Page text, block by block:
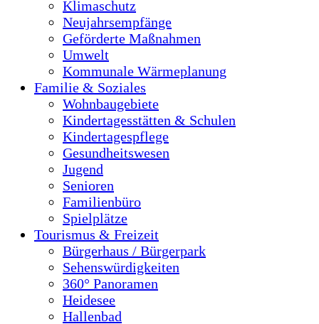
Klimaschutz
Neujahrsempfänge
Geförderte Maßnahmen
Umwelt
Kommunale Wärmeplanung
Familie & Soziales
Wohnbaugebiete
Kindertagesstätten & Schulen
Kindertagespflege
Gesundheitswesen
Jugend
Senioren
Familienbüro
Spielplätze
Tourismus & Freizeit
Bürgerhaus / Bürgerpark
Sehenswürdigkeiten
360° Panoramen
Heidesee
Hallenbad